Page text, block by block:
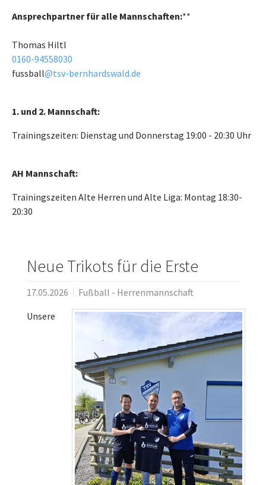
Ansprechpartner für alle Mannschaften:**
Thomas Hiltl
0160-94558030
fussball@tsv-bernhardswald.de
1. und 2. Mannschaft:
Trainingszeiten: Dienstag und Donnerstag 19:00 - 20:30 Uhr
AH Mannschaft:
Trainingszeiten Alte Herren und Alte Liga: Montag 18:30-
20:30
Neue Trikots für die Erste
17.05.2026
Fußball - Herrenmannschaft
Unsere